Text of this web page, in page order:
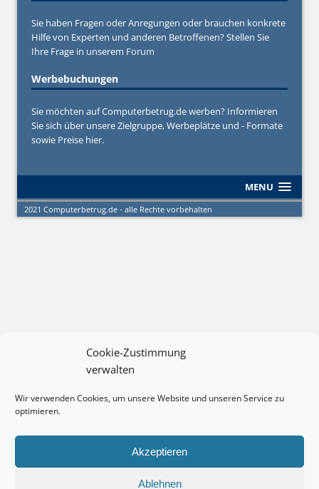
Cookie-Zustimmung
verwalten
Wir verwenden Cookies, um unsere Website und unseren Service zu
optimieren.
Akzeptieren
Ablehnen
Sie haben Fragen oder Anregungen oder brauchen konkrete
Hilfe von Experten und anderen Betroffenen? Stellen Sie
Ihre Frage in unserem Forum
Werbebuchungen
Sie möchten auf Computerbetrug.de werben? Informieren
Sie sich über unsere Zielgruppe, Werbeplätze und - Formate
sowie Preise hier.
MENU
2021 Computerbetrug.de - alle Rechte vorbehalten